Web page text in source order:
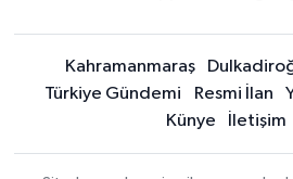
Kahramanmaraş
Türkiye Gündemi
Resmi İlan
Künye
İletişim